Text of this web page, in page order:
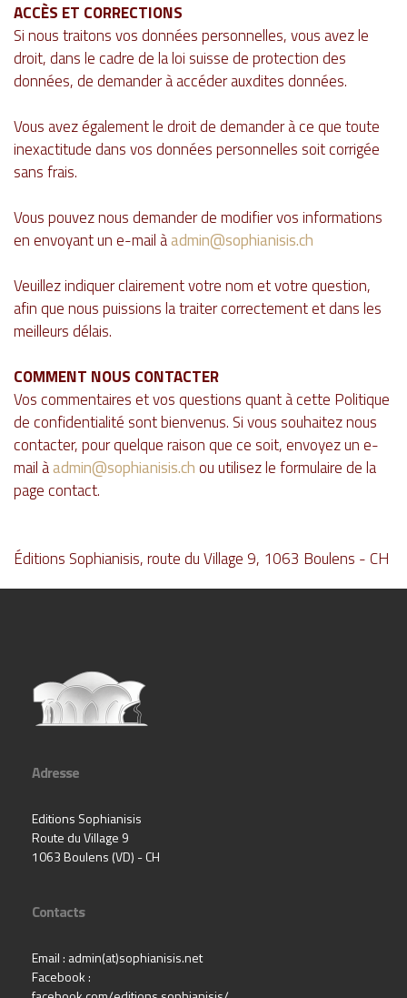
ACCÈS ET CORRECTIONS
Si nous traitons vos données personnelles, vous avez le
droit, dans le cadre de la loi suisse de protection des
données, de demander à accéder auxdites données.
Vous avez également le droit de demander à ce que toute
inexactitude dans vos données personnelles soit corrigée
sans frais.
Vous pouvez nous demander de modifier vos informations
en envoyant un e-mail àadmin@sophianisis.ch
Veuillez indiquer clairement votre nom et votre question,
afin que nous puissions la traiter correctement et dans les
meilleurs délais.
COMMENT NOUS CONTACTER
Vos commentaires et vos questions quant à cette Politique
de confidentialité sont bienvenus. Si vous souhaitez nous
contacter, pour quelque raison que ce soit, envoyez un e-
mail àadmin@sophianisis.chou utilisez le formulaire de la
page contact.
Éditions Sophianisis, route du Village 9, 1063 Boulens - CH
Adresse
Editions Sophianisis
Route du Village 9
1063 Boulens (VD) - CH
Contacts
Email : admin(at)sophianisis.net
Facebook :